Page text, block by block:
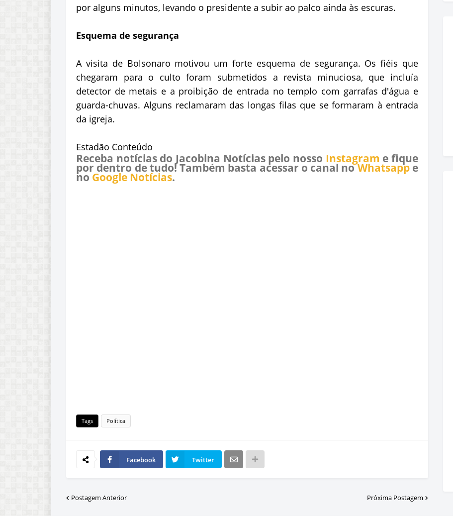
por alguns minutos, levando o presidente a subir ao palco ainda às escuras.
Esquema de segurança
A visita de Bolsonaro motivou um forte esquema de segurança. Os fiéis que
chegaram para o culto foram submetidos a revista minuciosa, que incluía
detector de metais e a proibição de entrada no templo com garrafas d'água e
guarda-chuvas. Alguns reclamaram das longas filas que se formaram à entrada
da igreja.
Estadão Conteúdo
Receba notícias do Jacobina Notícias pelo nosso Instagram e fique
por dentro de tudo! Também basta acessar o canal noWhatsappe
no Google Notícias.
Tags Política
Facebook Twitter
Postagem Anterior Próxima Postagem